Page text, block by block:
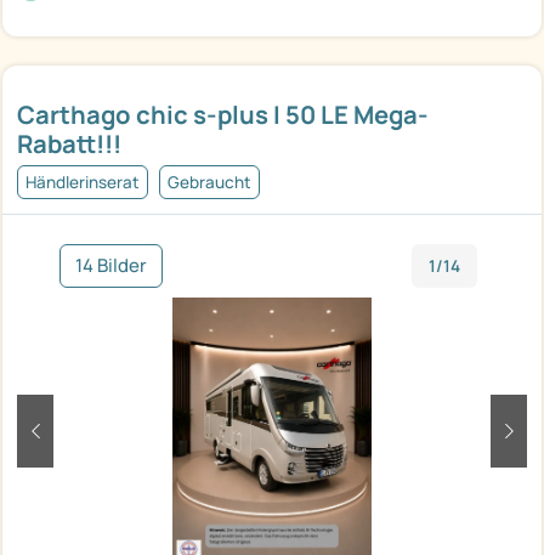
Carthago chic s-plus I 50 LE Mega-
Rabatt!!!
Händlerinserat Gebraucht
14 Bilder 1/14
zurück